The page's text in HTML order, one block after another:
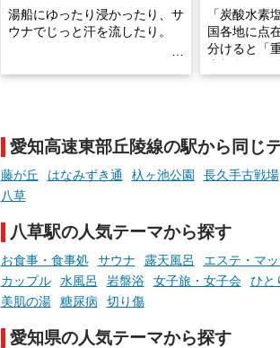
湯船にゆったり浸かったり、サ
ウナでじっと汗を流したり。
た「これからのこと」や「ちょ
っとした悩み」が、頭に浮かん
でくることはありませんか？
お風呂でリラックスしているか
らこそ向き合える、大切な自分
の本音。
そんな心のつぶやきを、湯あが
たら素敵ですよね。
「炭酸水素
国各地に点
分けると「
す。
今回は筆者
日帰り入浴
しと泉質の
つ、万人に
を厳選しま
愛知高速東部丘陵線の駅から同じ
藤が丘 はなみずき通 杁ヶ池公園 長久手古戦場
八草
八草駅の人気テーマから探す
お食事・食事処 サウナ 露天風呂 エステ・マ
カップル
水風呂 岩盤浴 女子旅・女子会 ひと
美肌の湯
糖尿病 切り傷
愛知県の人気テーマから探す